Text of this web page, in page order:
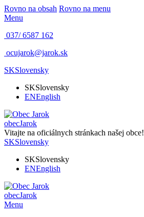
Rovno na obsah Rovno na menu
Menu
037/ 6587 162
ocujarok@jarok.sk
SKSlovensky
SKSlovensky
ENEnglish
obecJarok
Vitajte na oficiálnych stránkach našej obce!
SKSlovensky
SKSlovensky
ENEnglish
obecJarok
Menu